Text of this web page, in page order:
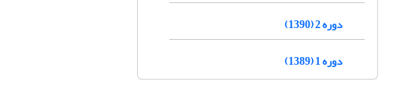
دوره 2 (1390)
دوره 1 (1389)